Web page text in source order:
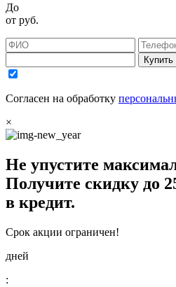
До
от руб.
Согласен на обработку
×
Не упустите
Получите скидку до
в кредит.
Срок акции ограничен!
дней
: